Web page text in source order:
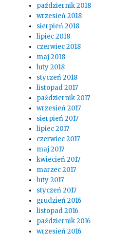
październik 2018
wrzesień 2018
sierpień 2018
lipiec 2018
czerwiec 2018
maj 2018
luty 2018
styczeń 2018
listopad 2017
październik 2017
wrzesień 2017
sierpień 2017
lipiec 2017
czerwiec 2017
maj 2017
kwiecień 2017
marzec 2017
luty 2017
styczeń 2017
grudzień 2016
listopad 2016
październik 2016
wrzesień 2016